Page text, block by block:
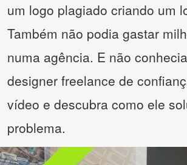
um logo plagiado criando um
Também não podia gastar
numa agência. E não
designer freelance de
vídeo e descubra como ele
problema.